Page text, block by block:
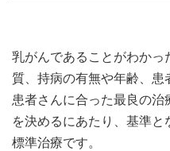
乳がんであることがわかっ
質、持病の有無や年齢、患
患者さんに合った最良の
を決めるにあたり、基準
標準治療です。